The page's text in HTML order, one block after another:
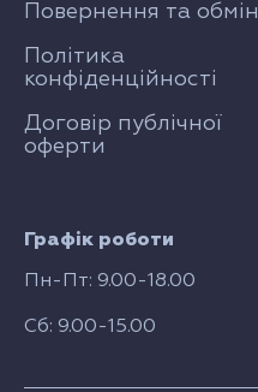
Графік роботи
Пн-Пт: 9.00-18.00
Сб: 9.00-15.00
Повернення та обмін
Політика
конфіденційності
Договір публічної
оферти